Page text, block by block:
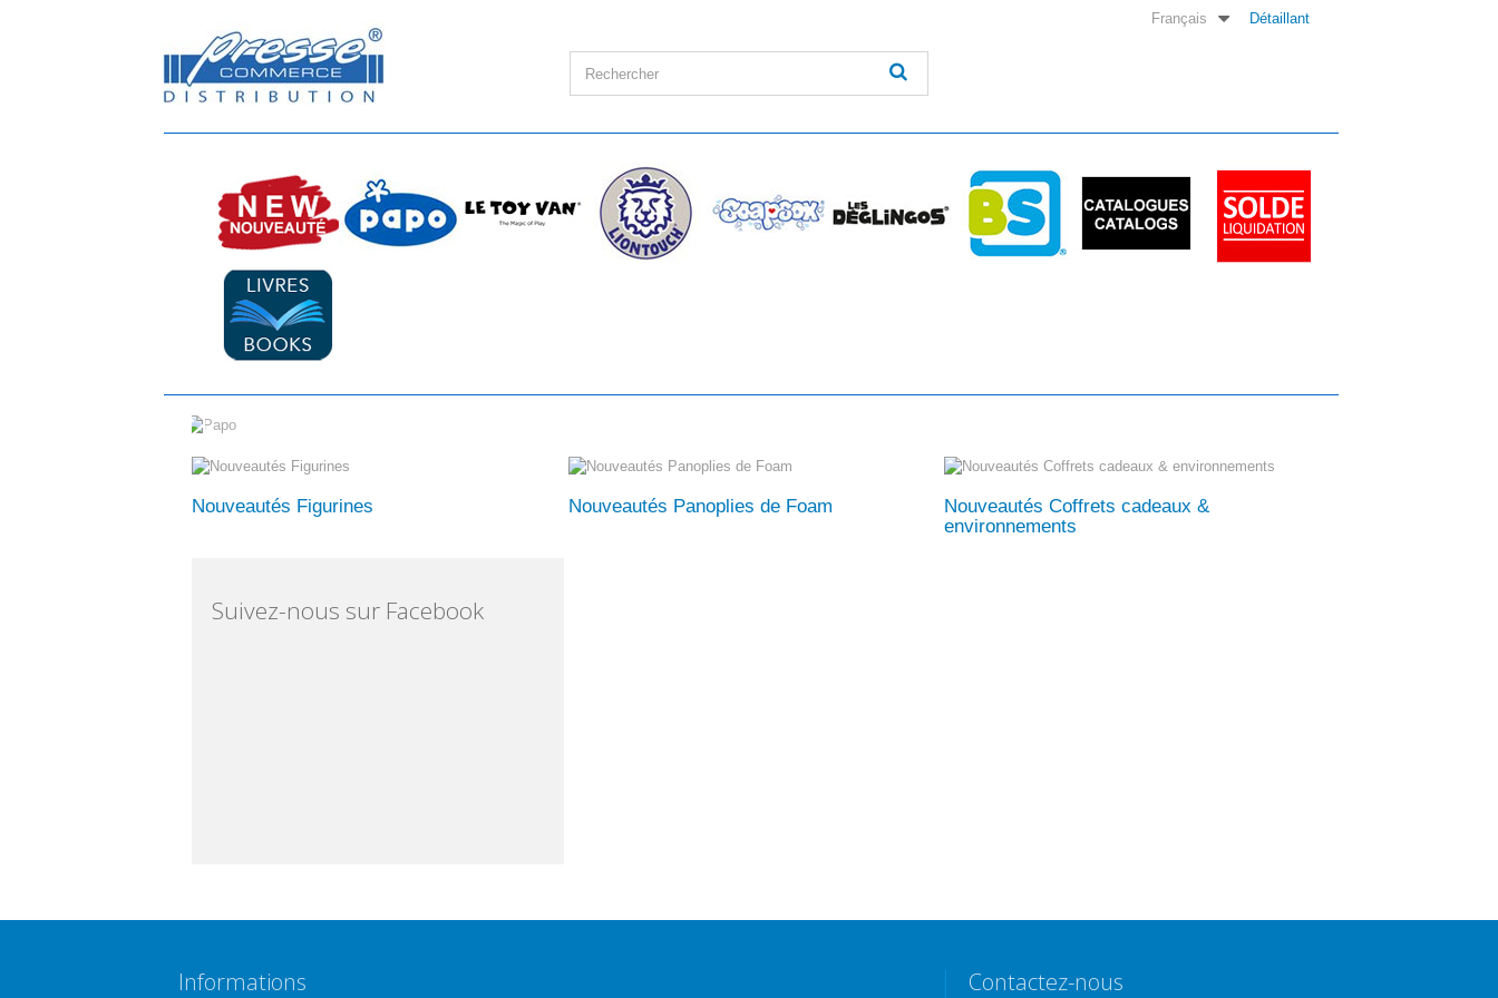
Détaillant
Français
Nouveautés Figurines Nouveautés Panoplies de Foam
Nouveautés Coffrets cadeaux &
environnements
Suivez-nous sur Facebook
Informations Contactez-nous